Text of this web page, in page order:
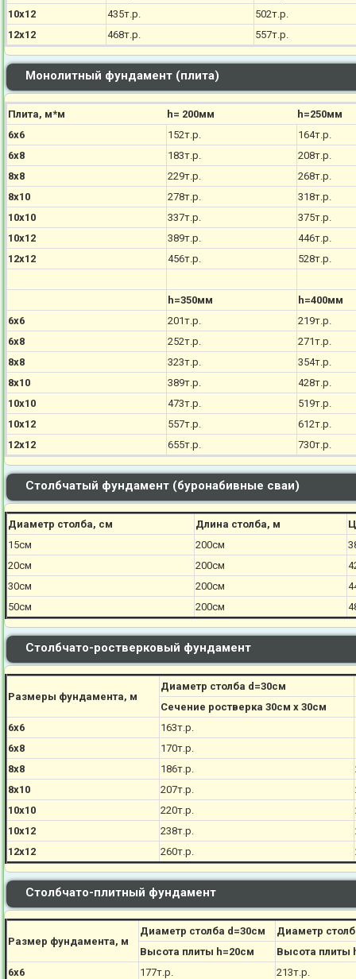
10х12
435т.р.
502т.р.
12х12
468т.р. 557т.р.
Монолитный фундамент (плита)
Плита, м*м h= 200мм
h=250мм
6х6
152т.р.
164т.р.
6х8
183т.р.
208т.р.
8х8
229т.р.
268т.р.
8х10
278т.р.
318т.р.
10х10
337т.р.
375т.р.
10х12
389т.р.
446т.р.
12х12
456т.р. 528т.р.
h=350мм
h=400мм
6х6
201т.р.
219т.р.
6х8
252т.р.
271т.р.
8х8
323т.р.
354т.р.
8х10
389т.р.
428т.р.
10х10
473т.р.
519т.р.
10х12
557т.р.
612т.р.
12х12
655т.р. 730т.р.
Столбчатый фундамент (буронабивные сваи)
Диаметр столба, см Длина столба, м
15см
200см
20см
200см
30см
200см
50см
200см
Столбчато-ростверковый фундамент
Размеры фундамента, м
Диаметр столба d=30см
Сечение ростверка 30см х 30см
6х6
163т.р.
6х8
170т.р.
8х8
186т.р.
8х10
207т.р.
10х10
220т.р.
10х12
238т.р.
12х12
260т.р.
Столбчато-плитный фундамент
Размер фундамента, м
Диаметр столба d=30см
Диаметр
Высота плиты h=20см
Высота плиты
6х6
177т.р. 213т.р.